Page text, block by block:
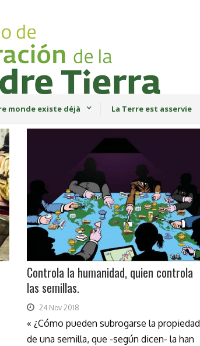
monde existe déjà La Terre est asservie
Controla la humanidad, quien controla
las semillas.
24 Nov 2018
« ¿Cómo pueden subrogarse la propiedad
de una semilla, que -según dicen- la han